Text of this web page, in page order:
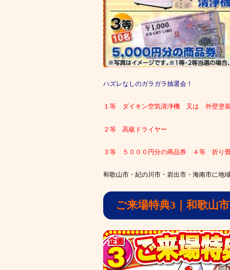
ハズレなしのガラガラ抽選会！
１等 ダイキン空気清浄機 又は 外壁塗装
２等 高級ドライヤー
３等 ５０００円分の商品券 ４等 折り
和歌山市・紀の川市・岩出市・海南市に地
ご来場特典3｜和歌山